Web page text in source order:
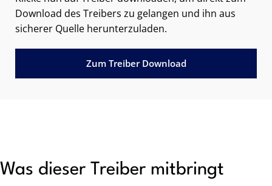
Download des Treibers zu gelangen und ihn aus
sicherer Quelle herunterzuladen.
Zum Treiber Download
Was dieser Treiber mitbringt